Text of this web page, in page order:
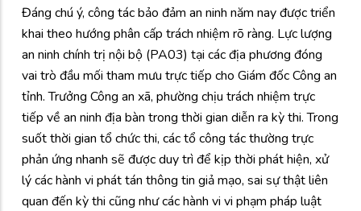
Đáng chú ý, công tác bảo đảm an ninh năm nay được triển
khai theo hướng phân cấp trách nhiệm rõ ràng. Lực lượng
an ninh chính trị nội bộ (PA03) tại các địa phương đóng
vai trò đầu mối tham mưu trực tiếp cho Giám đốc Công an
tỉnh. Trưởng Công an xã, phường chịu trách nhiệm trực
tiếp về an ninh địa bàn trong thời gian diễn ra kỳ thi. Trong
suốt thời gian tổ chức thi, các tổ công tác thường trực
phản ứng nhanh sẽ được duy trì để kịp thời phát hiện, xử
lý các hành vi phát tán thông tin giả mạo, sai sự thật liên
quan đến kỳ thi cũng như các hành vi vi phạm pháp luật